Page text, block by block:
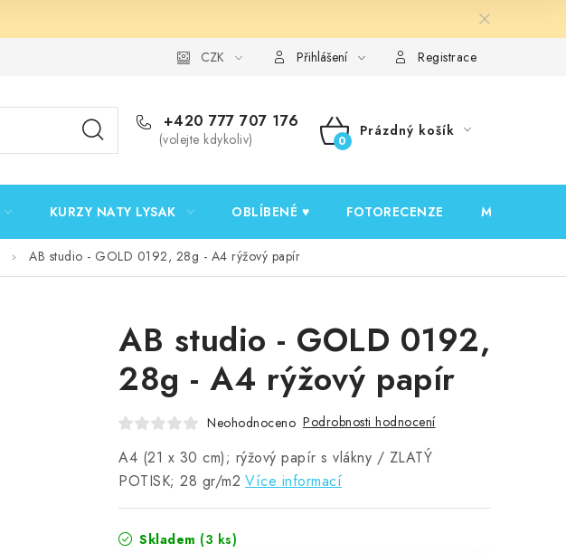
Podmínky ochrany osobních údajů Ověřování recenzí
CZK Přihlášení Registrace
+420 777 707 176
(volejte kdykoliv)
NÁKUPNÍ
Prázdný košík
KURZY NATY LYSAK OBLÍBENÉ ♥️ FOTORECENZE MOJE
AB studio - GOLD 0192, 28g - A4 rýžový papír
AB studio - GOLD 0192,
28g - A4 rýžový papír
Neohodnoceno Podrobnosti hodnocení
A4 (21 x 30 cm); rýžový papír s vlákny / ZLATÝ
POTISK; 28 gr/m2 Více informací
Skladem (3 ks)